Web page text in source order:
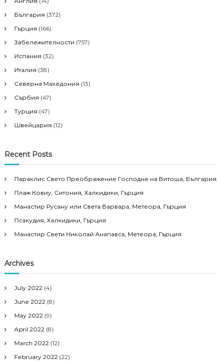
България (372)
Гърция (166)
Забележителности (757)
Испания (32)
Италия (38)
Северна Македония (13)
Сърбия (47)
Турция (47)
Швейцария (12)
Recent Posts
Параклис Свето Преображение Господне на Витоша, България
Плаж Ковиу, Ситония, Халкидики, Гърция
Манастир Русану или Света Варвара, Метеора, Гърция
Псакудия, Халкидики, Гърция
Манастир Свети Николай Анапавса, Метеора, Гърция
Archives
July 2022 (4)
June 2022 (8)
May 2022 (9)
April 2022 (8)
March 2022 (12)
February 2022 (22)